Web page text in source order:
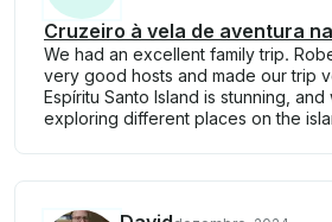
Cruzeiro à vela de aventura
We had an excellent family trip.
very good hosts and made our trip
Espíritu Santo Island is stunning,
exploring different places on the